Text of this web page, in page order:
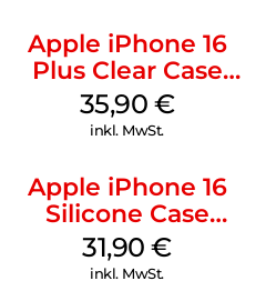
Apple iPhone 16
Plus Clear Case
MagSafe
Transparent
35,90 €
inkl. MwSt.
Apple iPhone 16
Silicone Case
MagSafe Fuchsia
31,90€
inkl. MwSt.